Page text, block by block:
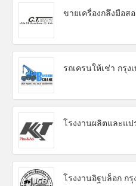
ขายเครื่องกลึงมือส
รถเครนให้เช่า กรุ
โรงงานผลิตและแ
โรงงานอิฐบล็อก ก